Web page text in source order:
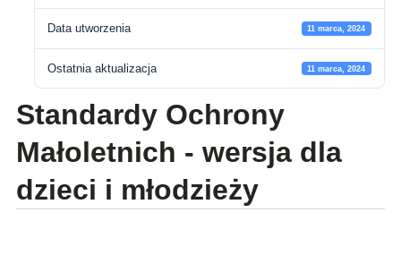
Data utworzenia 11 marca, 2024
Ostatnia aktualizacja 11 marca, 2024
Standardy Ochrony
Małoletnich - wersja dla
dzieci i młodzieży